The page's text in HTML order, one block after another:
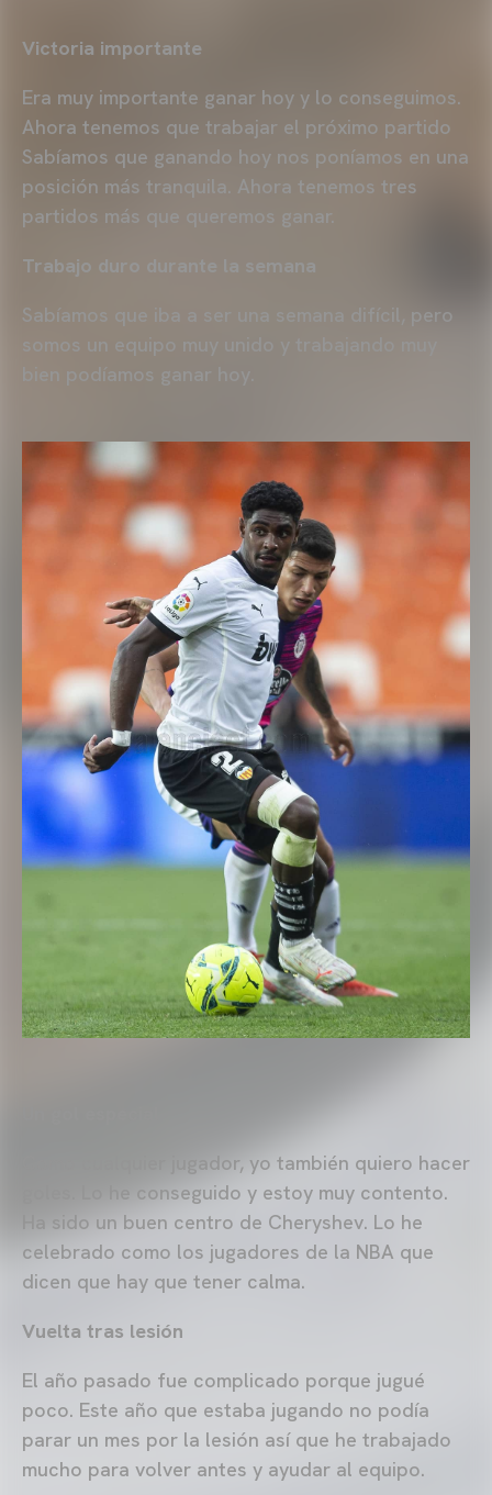
Victoria importante
Era muy importante ganar hoy y lo conseguimos.
Ahora tenemos que trabajar el próximo partido
Sabíamos que ganando hoy nos poníamos en una
posición más tranquila. Ahora tenemos tres
partidos más que queremos ganar.
Trabajo duro durante la semana
Sabíamos que iba a ser una semana difícil, pero
somos un equipo muy unido y trabajando muy
bien podíamos ganar hoy.
Como cualquier jugador, yo también quiero hacer
goles. Lo he conseguido y estoy muy contento.
Ha sido un buen centro de Cheryshev. Lo he
celebrado como los jugadores de la NBA que
dicen que hay que tener calma.
Vuelta tras lesión
El año pasado fue complicado porque jugué
poco. Este año que estaba jugando no podía
parar un mes por la lesión así que he trabajado
mucho para volver antes y ayudar al equipo.